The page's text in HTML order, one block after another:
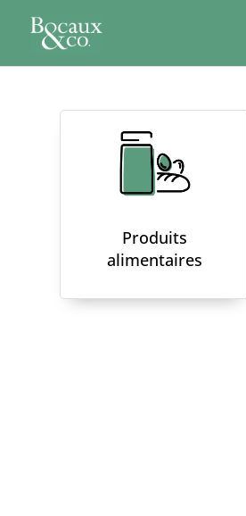
Produits
alimentaires